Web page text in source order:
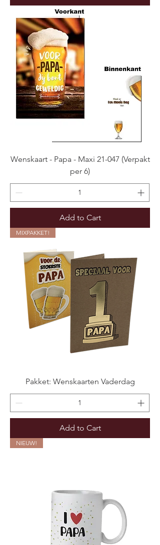
Wenskaart - Papa - Maxi 21-047 (Verpakt
per 6)
Add to Cart
MIXPAKKET!
Pakket: Wenskaarten Vaderdag
Add to Cart
NIEUW!